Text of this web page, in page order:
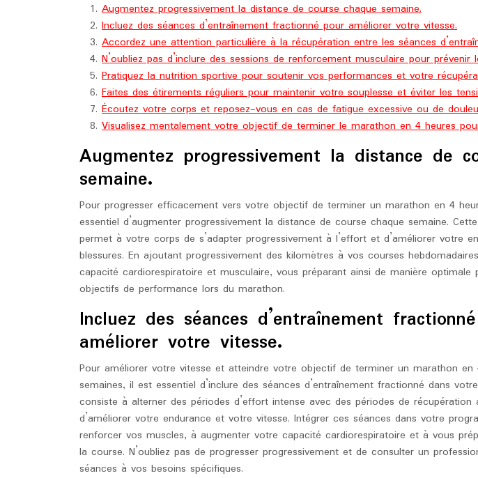
Augmentez progressivement la distance de course chaque semaine.
Incluez des séances d’entraînement fractionné pour améliorer votre vitesse.
Accordez une attention particulière à la récupération entre les séances
N’oubliez pas d’inclure des sessions de renforcement musculaire pour prévenir
Pratiquez la nutrition sportive pour soutenir vos performances et votre
Faites des étirements réguliers pour maintenir votre souplesse et éviter les
Écoutez votre corps et reposez-vous en cas de fatigue excessive ou de
Visualisez mentalement votre objectif de terminer le marathon en 4 heures
Augmentez progressivement la distance de
semaine.
Pour progresser efficacement vers votre objectif de terminer un marathon en 4
essentiel d’augmenter progressivement la distance de course chaque semaine.
permet à votre corps de s’adapter progressivement à l’effort et d’améliorer votre
blessures. En ajoutant progressivement des kilomètres à vos courses
capacité cardiorespiratoire et musculaire, vous préparant ainsi de manière optimale
objectifs de performance lors du marathon.
Incluez des séances d’entraînement
améliorer votre vitesse.
Pour améliorer votre vitesse et atteindre votre objectif de terminer un marathon en
semaines, il est essentiel d’inclure des séances d’entraînement fractionné dans
consiste à alterner des périodes d’effort intense avec des périodes de
d’améliorer votre endurance et votre vitesse. Intégrer ces séances dans votre
renforcer vos muscles, à augmenter votre capacité cardiorespiratoire et à vous
la course. N’oubliez pas de progresser progressivement et de consulter un
séances à vos besoins spécifiques.